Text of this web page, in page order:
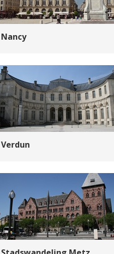
Nancy
Verdun